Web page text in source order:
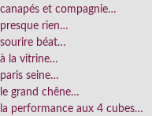
canapés et compagnie…
presque rien…
sourire béat…
à la vitrine…
paris seine…
le grand chêne…
la performance aux 4 cubes…